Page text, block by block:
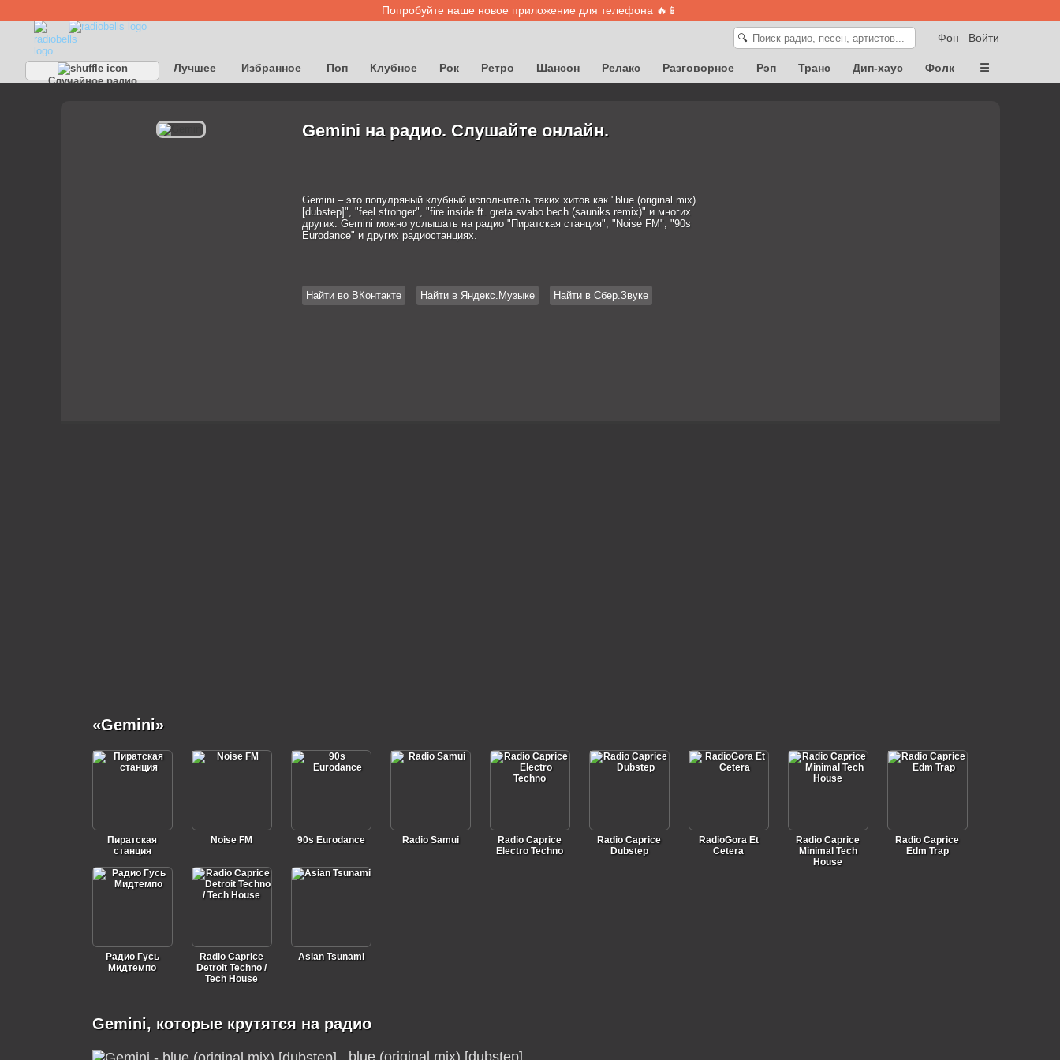
Попробуйте наше новое приложение для телефона 🔥📱
Войти
Фон
🔍
Случайное радио
Лучшее Избранное Поп Клубное Рок Ретро Шансон Релакс Разговорное Рэп Транс Дип-хаус Фолк ☰
Gemini на радио. Слушайте онлайн.
Gemini – это популряный клубный исполнитель таких хитов как "blue (original mix)
[dubstep]", "feel stronger", "fire inside ft. greta svabo bech (sauniks remix)" и многих
других. Gemini можно услышать на радио "Пиратская станция", "Noise FM", "90s
Eurodance" и других радиостанциях.
Найти во ВКонтакте Найти в Яндекс.Музыке Найти в Сбер.Звуке
«Gemini»
Пиратская
станция
Noise FM 90s Eurodance Radio Samui
Radio Caprice
Electro Techno
Radio Caprice
Dubstep
RadioGora Et
Cetera
Radio Caprice
Minimal Tech
House
Radio Caprice
Edm Trap
Радио Гусь
Мидтемпо
Radio Caprice
Detroit Techno /
Tech House
Asian Tsunami
Gemini, которые крутятся на радио
blue (original mix) [dubstep]